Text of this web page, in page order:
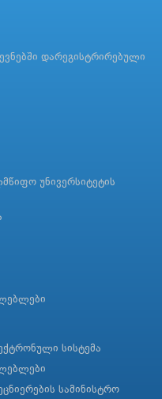
დარეგისტრირებული
უნივერსიტეტის
სისტემა
სამინისტრო